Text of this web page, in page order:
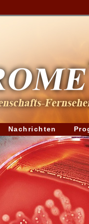
Nachrichten